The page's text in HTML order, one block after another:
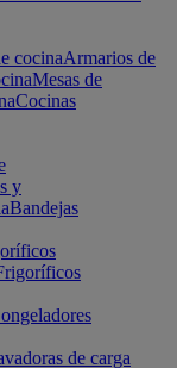
cocinaArmarios de
Mesas de
Cocinas
y
Bandejas
de carga